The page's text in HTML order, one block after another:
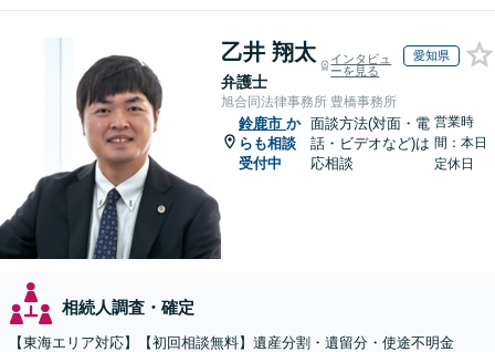
乙井 翔太
弁護士
インタビュ
ーを見る
愛知県
旭合同法律事務所 豊橋事務所
鈴鹿市 か
らも相談
受付中
面談方法(対面・電
話・ビデオなど)は
応相談
営業時
間：本日
定休日
相続人調査・確定
【東海エリア対応】【初回相談無料】遺産分割・遺留分・使途不明金